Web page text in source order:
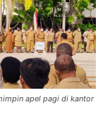
apel pagi di kantor